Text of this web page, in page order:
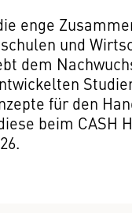
enge
und
dem
für den
beim CASH